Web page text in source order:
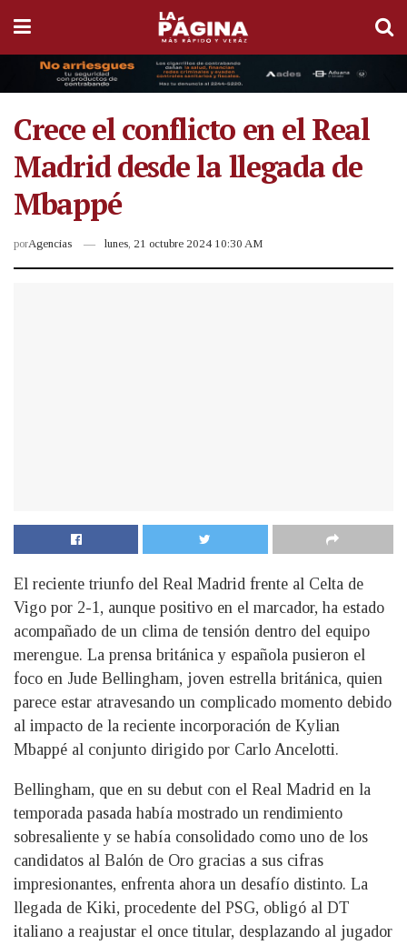
Crece el conflicto en el Real
Madrid desde la llegada de
Mbappé
porAgencias lunes, 21 octubre 2024 10:30 AM
El reciente triunfo del Real Madrid frente al Celta de
Vigo por 2-1, aunque positivo en el marcador, ha estado
acompañado de un clima de tensión dentro del equipo
merengue. La prensa británica y española pusieron el
foco en Jude Bellingham, joven estrella británica, quien
parece estar atravesando un complicado momento debido
al impacto de la reciente incorporación de Kylian
Mbappé al conjunto dirigido por Carlo Ancelotti.
Bellingham, que en su debut con el Real Madrid en la
temporada pasada había mostrado un rendimiento
sobresaliente y se había consolidado como uno de los
candidatos al Balón de Oro gracias a sus cifras
impresionantes, enfrenta ahora un desafío distinto. La
llegada de Kiki, procedente del PSG, obligó al DT
italiano a reajustar el once titular, desplazando al jugador